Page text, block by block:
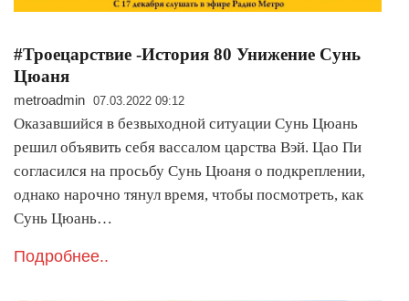
#Троецарствие -История 80 Унижение Сунь
Цюаня
metroadmin 07.03.2022 09:12
Оказавшийся в безвыходной ситуации Сунь Цюань
решил объявить себя вассалом царства Вэй. Цао Пи
согласился на просьбу Сунь Цюаня о подкреплении,
однако нарочно тянул время, чтобы посмотреть, как
Сунь Цюань…
Подробнее..